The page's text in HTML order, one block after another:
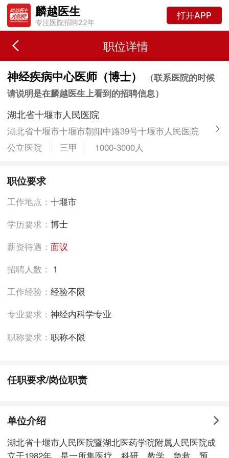
麟越医生
专注医院招聘22年
打开APP
职位详情
神经疾病中心医师（博士）
（联系医院的时候
请说明是在麟越医生上看到的招聘信息）
湖北省十堰市人民医院
湖北省十堰市十堰市朝阳中路39号十堰市人民医院
公立医院
三甲 1000-3000人
职位要求
工作地点：十堰市
学历要求：博士
薪资待遇：面议
招聘人数： 1
工作经验：经验不限
专业要求：神经内科学专业
职称要求：职称不限
任职要求/岗位职责
单位介绍
湖北省十堰市人民医院暨湖北医药学院附属人民医院成
立于1982年，是一所集医疗、科研、教学、急救、预